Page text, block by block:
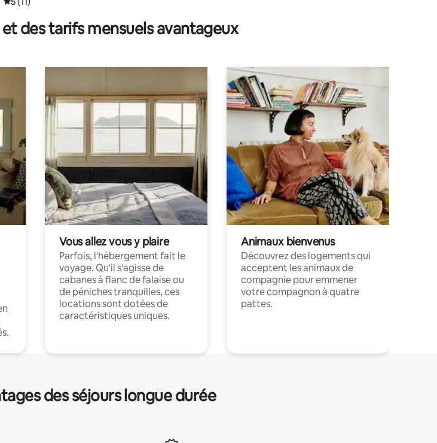
des tarifs mensuels avantageux
Vous allez vous y plaire
Parfois, l'hébergement fait le
voyage. Qu'il s'agisse de
cabanes à flanc de falaise ou
de péniches tranquilles, ces
locations sont dotées de
caractéristiques uniques.
Animaux bienvenus
Découvrez des logements qui
acceptent les animaux de
compagnie pour emmener
votre compagnon à quatre
pattes.
des séjours longue durée